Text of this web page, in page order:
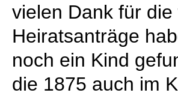
vielen Dank für
Heiratsanträge
noch ein Kind
die 1875 auch im